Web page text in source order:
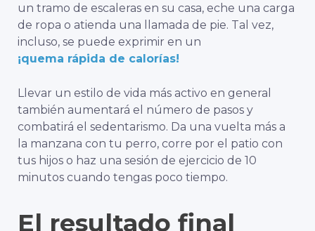
un tramo de escaleras en su casa, eche una carga
de ropa o atienda una llamada de pie. Tal vez,
incluso, se puede exprimir en un
¡quema rápida de calorías!
Llevar un estilo de vida más activo en general
también aumentará el número de pasos y
combatirá el sedentarismo. Da una vuelta más a
la manzana con tu perro, corre por el patio con
tus hijos o haz una sesión de ejercicio de 10
minutos cuando tengas poco tiempo.
El resultado final